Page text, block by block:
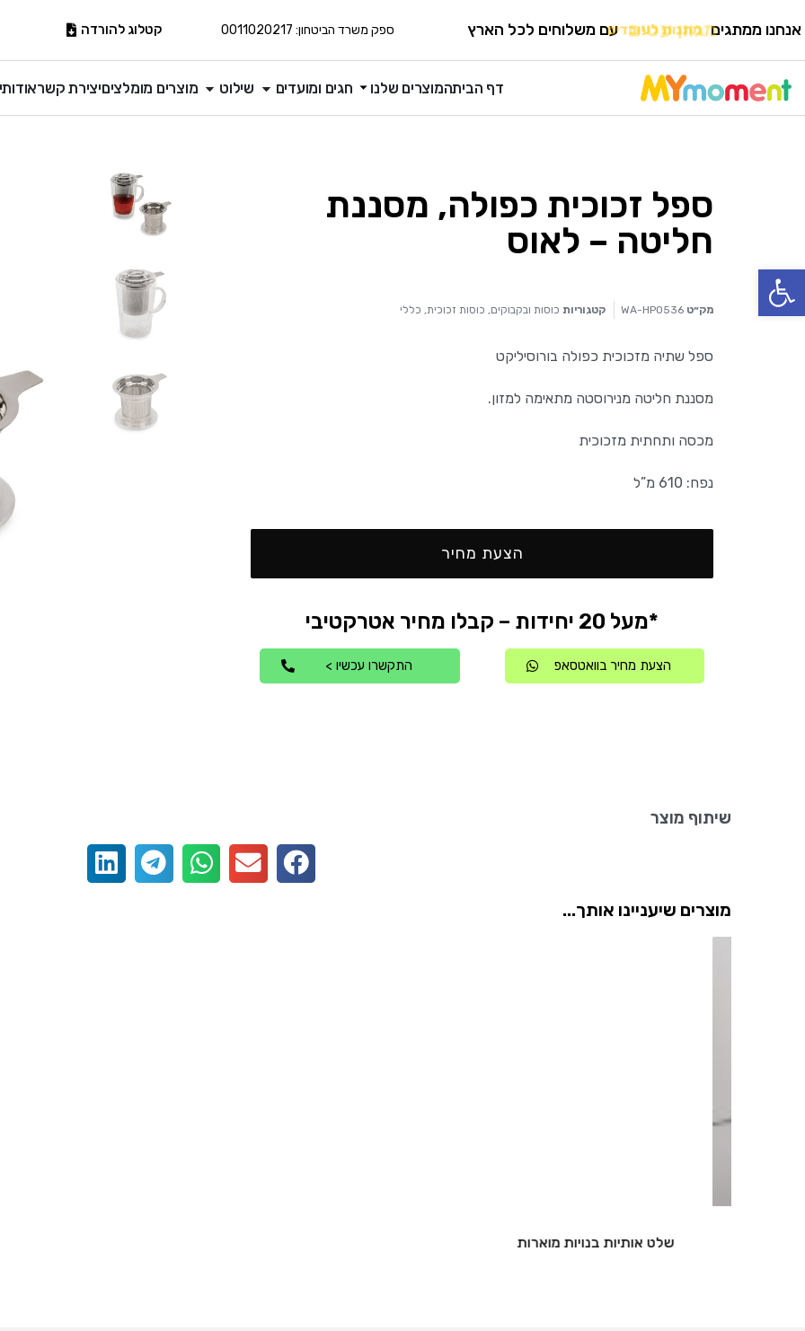
פתח סרגל נגישות
אנחנו ממתגיםמגוון עטיםעם משלוחים לכל הארץ ספק משרד הביטחון: 0011020217 קטלוג להורדה
דף הביתהמוצרים שלנו חגים ומועדים שילוט מוצרים מומלציםיצירת קשר
ספל זכוכית כפולה, מסננת
חליטה – לאוס
מק״ט WA-HP0536 קטגוריות כוסות ובקבוקים, כוסות זכוכית, כללי
ספל שתיה מזכוכית כפולה בורוסיליקט
מסננת חליטה מנירוסטה מתאימה למזון.
מכסה ותחתית מזכוכית
נפח: 610 מ”ל
הצעת מחיר
*מעל 20 יחידות – קבלו מחיר אטרקטיבי
הצעת מחיר בוואטסאפ התקשרו עכשיו >
שיתוף מוצר
מוצרים שיעניינו אותך...
שלט אותיות מואר